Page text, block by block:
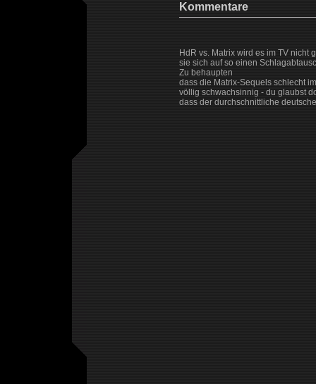
Kommentare
HdR vs. Matrix wird es im TV nicht
sie sich auf so einen
Zu behaupten
dass die Matrix-Sequels schlecht
völlig schwachsinnig - du glaubst
dass der durchschnittliche